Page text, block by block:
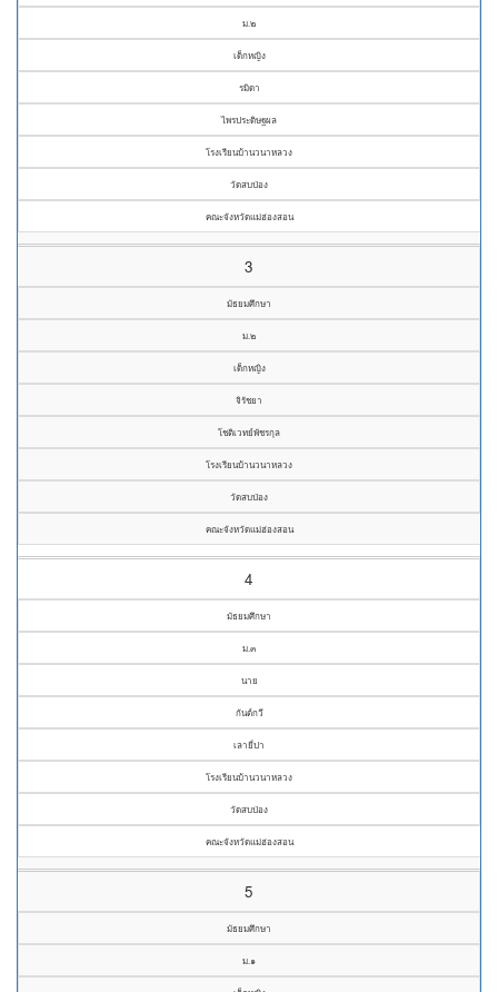
ม.๒
เด็กหญิง
รมิดา
ไพรประดิษฐผล
โรงเรียนบ้านวนาหลวง
วัดสบป่อง
คณะจังหวัดแม่ฮ่องสอน
3
มัธยมศึกษา
ม.๒
เด็กหญิง
จิรัชยา
โชติเวทย์พัชรกุล
โรงเรียนบ้านวนาหลวง
วัดสบป่อง
คณะจังหวัดแม่ฮ่องสอน
4
มัธยมศึกษา
ม.๓
นาย
กันต์กวี
เลายี่ปา
โรงเรียนบ้านวนาหลวง
วัดสบป่อง
คณะจังหวัดแม่ฮ่องสอน
5
มัธยมศึกษา
ม.๑